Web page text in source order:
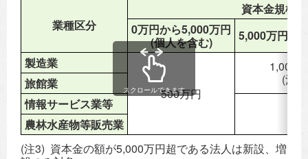
業種区分
資本金規模
0万円から5,000万円
(個人を含む)
5,000万円超
製造業
500万円
1,000
(注3)
旅館業
情報サービス業等
農林水産物等販売業
スクロールできます
(注3) 資本金の額が5,000万円超である法人は新設、増